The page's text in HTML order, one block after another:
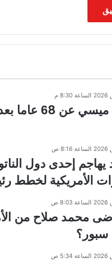
وفاة والد
يهاجم إحدى دول
الأمريكية لخطط
محمد صلاح من